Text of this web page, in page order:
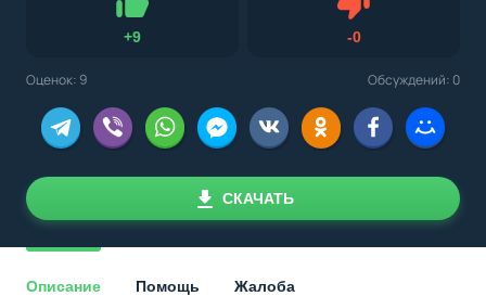
+9
Нравится
-0Не нравится
Оценок: 9 Обсуждений: 0
СКАЧАТЬ
Описание Помощь Жалоба